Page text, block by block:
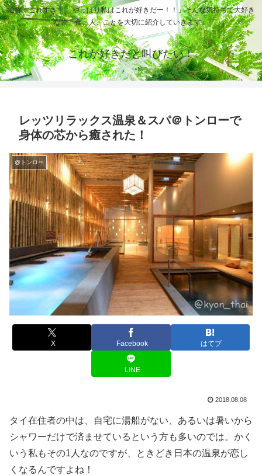
通称：これすき！ 「やっぱり私はこれが好きだー！！」そんな気持ちで大好き
な物、食、人、ことを大切に紹介していきます。
これが好きだと叫びたい！
レッツリラックス温泉＆スパ＠トンローで
身体の芯から癒された！
@トンロー
X Facebook はてブ
LINE
2018.08.08
タイ在住者の中は、自宅に湯船がない、あるいは暑いから
シャワーだけで済ませているという方も多いのでは。かく
いう私もその1人なのですが、ときどき日本の温泉が恋し
くなるんですよね！